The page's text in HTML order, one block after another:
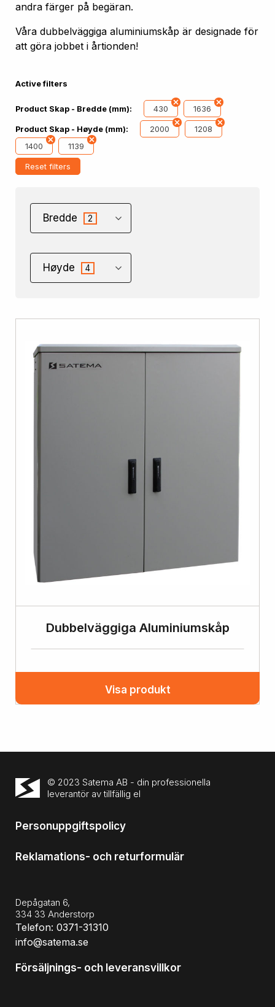
andra färger på begäran.
Våra dubbelväggiga aluminiumskåp är designade för
att göra jobbet i årtionden!
Active filters
Product Skap - Bredde (mm): 430 1636
Product Skap - Høyde (mm): 2000
1208
1400
1139
Reset filters
Bredde 2
Høyde 4
Dubbelväggiga Aluminiumskåp
Visa produkt
© 2023 Satema AB - din professionella
leverantör av tillfällig el
Personuppgiftspolicy
Reklamations- och returformulär
Depågatan 6,
334 33 Anderstorp
Telefon: 0371-31310
info@satema.se
Försäljnings- och leveransvillkor